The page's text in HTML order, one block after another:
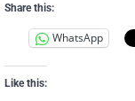
Share this:
WhatsApp
Like this: